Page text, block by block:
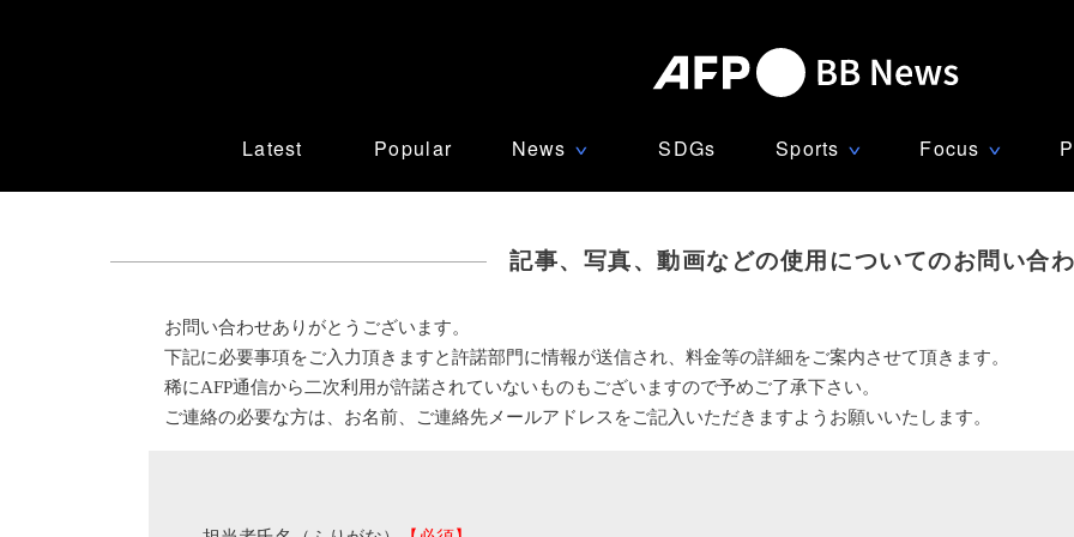
Latest Popular News ∨ SDGs Sports ∨ Focus ∨
記事、写真、動画などの使用についてのお問い合
お問い合わせありがとうございます。
下記に必要事項をご入力頂きますと許諾部門に情報が送信され、料金等の詳細をご案内させて頂きます。
稀にAFP通信から二次利用が許諾されていないものもございますので予めご了承下さい。
ご連絡の必要な方は、お名前、ご連絡先メールアドレスをご記入いただきますようお願いいたします。